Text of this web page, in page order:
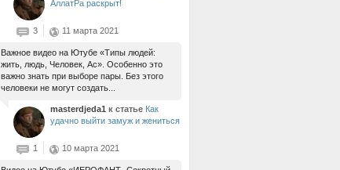
АллатРа раскрыт!
3 11 марта 2021
Важное видео на Ютубе «Типы людей:
жить, людь, Человек, Ас». Особенно это
важно знать при выборе пары. Без этого
человеки не могут создать...
masterdjeda1 к статье Как
удачно выйти замуж и жениться
1 10 марта 2021